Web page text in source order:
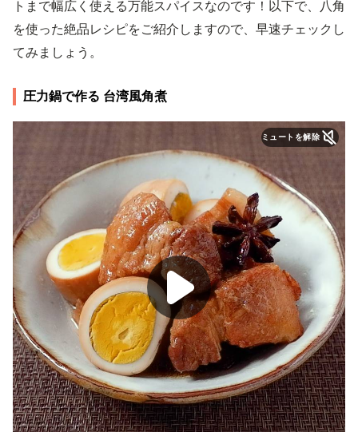
トまで幅広く使える万能スパイスなのです！以下で、八角
を使った絶品レシピをご紹介しますので、早速チェックし
てみましょう。
圧力鍋で作る 台湾風角煮
ミュートを解除